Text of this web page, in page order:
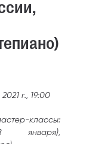
г., 19:00